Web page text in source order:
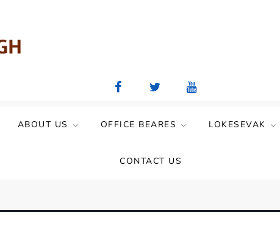
ABOUT US OFFICE BEARES LOKESEVAK
CONTACT US